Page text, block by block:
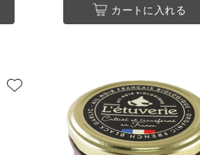
カートに入れる